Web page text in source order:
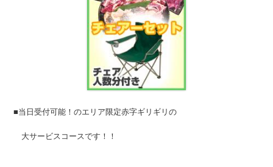
■当日受付可能！のエリア限定赤字ギリギリの
大サービスコースです！！